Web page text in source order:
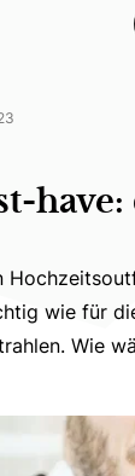
have:
wie für
Wie